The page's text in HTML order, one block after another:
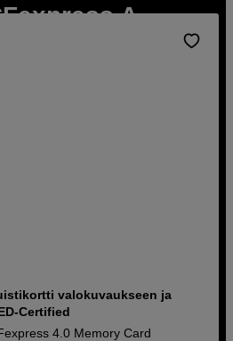
A
valokuvaukseen ja
Certified
4.0 Memory Card